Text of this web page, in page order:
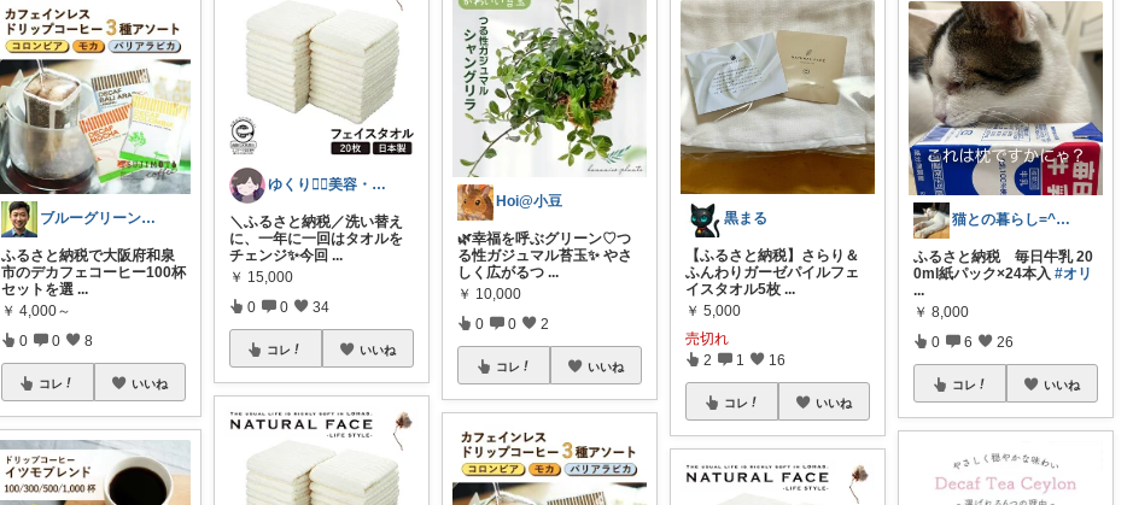
ブルーグリーン@厳選アイテム✨
ふるさと納税で大阪府和泉
市のデカフェコーヒー100杯
セットを選 ...
￥ 4,000～
0 0 8
コレ いいね
ゆくり🐕‍🦺美容・便利雑貨🤍
＼ふるさと納税／洗い替え
に、一年に一回はタオルを
チェンジ✨今回 ...
￥ 15,000
0 0 34
コレ いいね
Hoi@小豆
🌿幸福を呼ぶグリーン♡つ
る性ガジュマル苔玉✨ やさ
しく広がるつ ...
￥ 10,000
0 0 2
コレ いいね
黒まる
【ふるさと納税】さらり＆
ふんわりガーゼパイルフェ
イスタオル5枚 ...
￥ 5,000
売切れ
2 1 16
コレ いいね
猫との暮らし=^x^=
ふるさと納税 毎日牛乳 20
0ml紙パック×24本入#オリ
...
￥ 8,000
0 6 26
コレ いいね